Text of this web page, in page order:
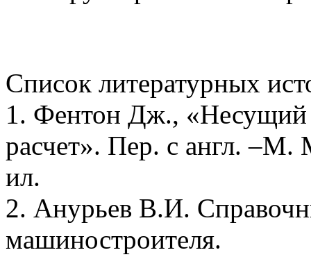
Список литературных
1. Фентон Дж., «Несущий
расчет». Пер. с англ.
ил.
2. Анурьев В.И.
машиностроителя.